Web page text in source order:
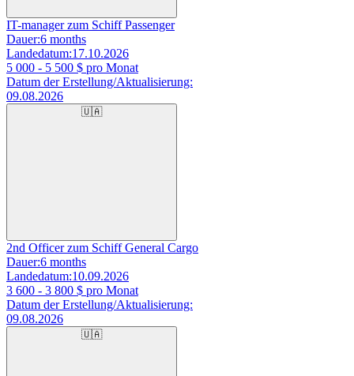
IT-manager zum Schiff Passenger
Dauer:6 months
Landedatum:17.10.2026
5 000 - 5 500 $ pro Monat
Datum der Erstellung/Aktualisierung:
09.08.2026
🇺🇦
2nd Officer zum Schiff General Cargo
Dauer:6 months
Landedatum:10.09.2026
3 600 - 3 800 $ pro Monat
Datum der Erstellung/Aktualisierung:
09.08.2026
🇺🇦